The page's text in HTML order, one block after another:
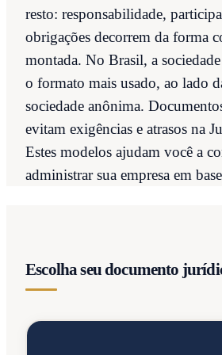
resto: responsabilidade,
obrigações decorrem da forma
montada. No Brasil, a
o formato mais usado, ao lado
sociedade anônima.
evitam exigências e atrasos na
Estes modelos ajudam você a
administrar sua empresa em
Escolha seu documento